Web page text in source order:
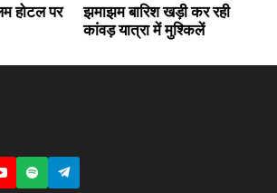
होटल पर
झमाझम बारिश खड़ी कर रही
कांवड़ यात्रा में मुश्किलें